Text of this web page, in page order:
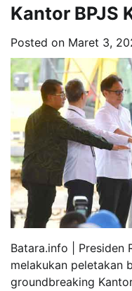
Kantor BPJS
Posted on Maret 3,
Batara.info | Presiden
melakukan peletakan
groundbreaking